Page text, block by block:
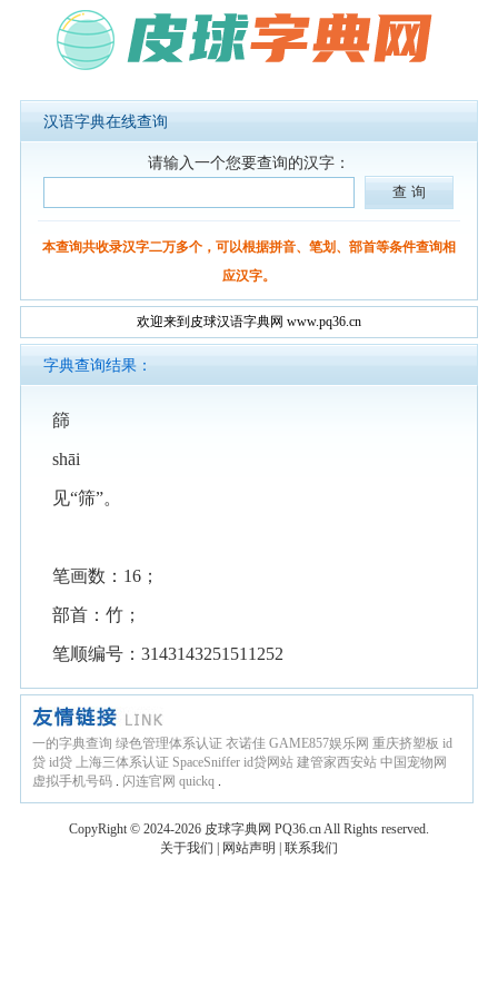
汉语字典在线查询
请输入一个您要查询的汉字：
本查询共收录汉字二万多个，可以根据拼音、笔划、部首等条件查询相
应汉字。
欢迎来到皮球汉语字典网 www.pq36.cn
字典查询结果：
篩
shāi
见“筛”。
笔画数：16；
部首：竹；
笔顺编号：3143143251511252
一的字典查询 绿色管理体系认证 衣诺佳 GAME857娱乐网 重庆挤塑板 id
贷 id贷 上海三体系认证 SpaceSniffer id贷网站 建管家西安站 中国宠物网
虚拟手机号码 . 闪连官网 quickq .
CopyRight © 2024-2026 皮球字典网 PQ36.cnAll Rights reserved.
关于我们
网站声明 联系我们